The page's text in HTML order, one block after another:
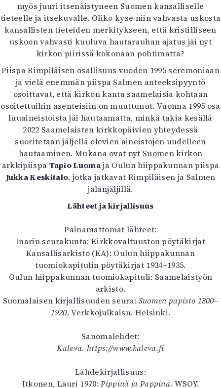
myös juuri itsenäistyneen Suomen kansalliselle
tieteelle ja itsekuvalle. Oliko kyse niin vahvasta uskosta
kansallisten tieteiden merkitykseen, että kristilliseen
uskoon vahvasti kuuluva hautarauhan ajatus jäi nyt
kirkon piirissä kokonaan pohtimatta?
Piispa Rimpiläisen osallisuus vuoden 1995 seremoniaan
ja vielä enemmän piispa Salmen anteeksipyyntö
osoittavat, että kirkon kanta saamelaisia kohtaan
osoitettuihin asenteisiin on muuttunut. Vuonna 1995 osa
luuaineistoista jäi hautaamatta, minkä takia kesällä
2022 Saamelaisten kirkkopäivien yhteydessä
suoritetaan jäljellä olevien aineistojen uudelleen
hautaaminen. Mukana ovat nyt Suomen kirkon
arkkipiispa Tapio Luomaja Oulun hiippakunnan piispa
Jukka Keskitalo, jotka jatkavat Rimpiläisen ja Salmen
jalanjäljillä.
Lähteet ja kirjallisuus
Painamattomat lähteet:
Inarin seurakunta: Kirkkovaltuuston pöytäkirjat
Kansallisarkisto (KA): Oulun hiippakunnan
tuomiokapitulin pöytäkirjat 1934–1935.
Oulun hiippakunnan tuomiokapituli: Saamelaistyön
arkisto.
Suomalaisen kirjallisuuden seura: Suomen papisto 1800–
1920. Verkkojulkaisu. Helsinki.
Sanomalehdet:
Kaleva. https://www.kaleva.fi
Lähdekirjallisuus:
Itkonen, Lauri 1970:Pippinä ja Pappina. WSOY.